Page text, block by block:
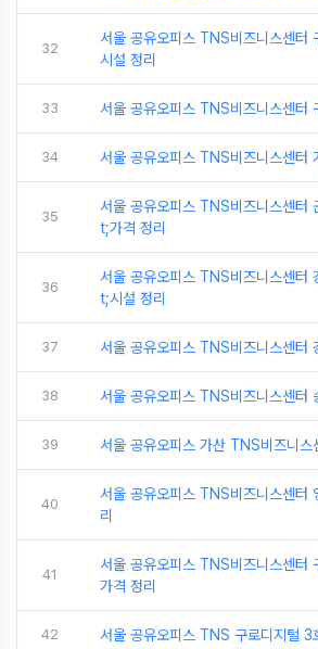
32
서울 공유오피스 TNS비즈니스센터
시설 정리
33 서울 공유오피스 TNS비즈니스센터
34 서울 공유오피스 TNS비즈니스센터
35
서울 공유오피스 TNS비즈니스센터
t;가격 정리
36
서울 공유오피스 TNS비즈니스센터
t;시설 정리
37 서울 공유오피스 TNS비즈니스센터
38 서울 공유오피스 TNS비즈니스센터
39 서울 공유오피스 가산 TNS비즈니스
40
서울 공유오피스 TNS비즈니스센터
리
41
서울 공유오피스 TNS비즈니스센터
가격 정리
42 서울 공유오피스 TNS 구로디지털 3